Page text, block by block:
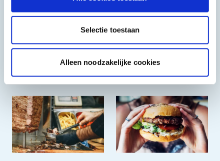
Selectie toestaan
Alleen noodzakelijke cookies
Halal Grieks & Italiaans